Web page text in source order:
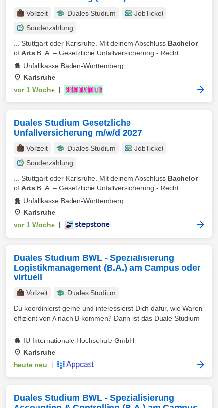
Vollzeit Duales Studium
JobTicket
Sonderzahlung
... Stuttgart oder Karlsruhe. Mit deinem Abschluss Bachelor
of Arts B. A. – Gesetzliche Unfallversicherung - Recht ...
Unfallkasse Baden-Württemberg
Karlsruhe
vor 1 Woche
Duales Studium Gesetzliche
Unfallversicherung m/w/d 2027
Vollzeit Duales Studium
JobTicket
Sonderzahlung
... Stuttgart oder Karlsruhe. Mit deinem Abschluss Bachelor
of Arts B. A. – Gesetzliche Unfallversicherung - Recht ...
Unfallkasse Baden-Württemberg
Karlsruhe
vor 1 Woche
Duales Studium BWL - Spezialisierung
Logistikmanagement (B.A.) am Campus oder
virtuell
Vollzeit
Duales Studium
Du koordinierst gerne und interessierst Dich dafür, wie Waren
effizient von A nach B kommen? Dann ist das Duale Studium
IU Internationale Hochschule GmbH
Karlsruhe
heute neu
Duales Studium BWL - Spezialisierung